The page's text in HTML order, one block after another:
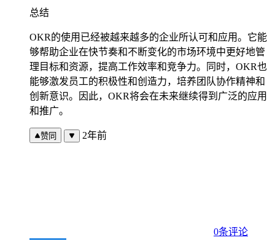
总结
OKR的使用已经被越来越多的企业所认可和应用。它能
够帮助企业在快节奏和不断变化的市场环境中更好地管
理目标和资源，提高工作效率和竞争力。同时，OKR也
能够激发员工的积极性和创造力，培养团队协作精神和
创新意识。因此，OKR将会在未来继续得到广泛的应用
和推广。
赞同 2年前
0条评论